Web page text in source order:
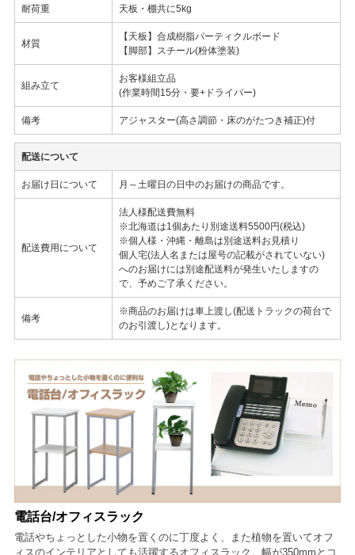
耐荷重 天板・棚共に5kg
材質
【天板】合成樹脂パーティクルボード
【脚部】スチール(粉体塗装)
組み立て
お客様組立品
(作業時間15分・要+ドライバー)
備考 アジャスター(高さ調節・床のがたつき補正)付
配送について
お届け日について 月～土曜日の日中のお届けの商品です。
配送費用について
法人様配送費無料
※北海道は1個あたり別途送料5500円(税込)
※個人様・沖縄・離島は別途送料お見積り
個人宅(法人名または屋号の記載がされていない)
へのお届けには別途配送料が発生いたしますの
で、予めご了承ください。
備考
※商品のお届けは車上渡し(配送トラックの荷台で
のお引渡し)となります。
電話台/オフィスラック
電話やちょっとした小物を置くのに丁度よく、また植物を置いてオフ
ィスのインテリアとしても活躍するオフィスラック。幅が350mmとコ